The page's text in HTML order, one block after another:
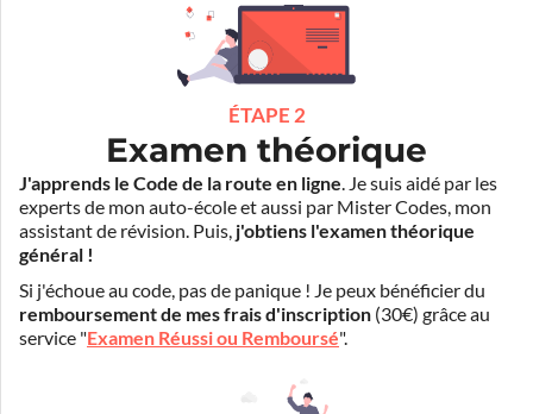
ÉTAPE 2
Examen théorique
J'apprends le Code de la route en ligne. Je suis aidé par les
experts de mon auto-école et aussi par Mister Codes, mon
assistant de révision. Puis, j'obtiens l'examen théorique
général !
Si j'échoue au code, pas de panique ! Je peux bénéficier du
remboursement de mes frais d'inscription (30€) grâce au
service "Examen Réussi ou Remboursé".